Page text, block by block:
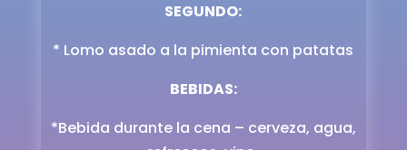
SEGUNDO:
* Lomo asado a la pimienta con patatas
BEBIDAS:
*Bebida durante la cena – cerveza, agua,